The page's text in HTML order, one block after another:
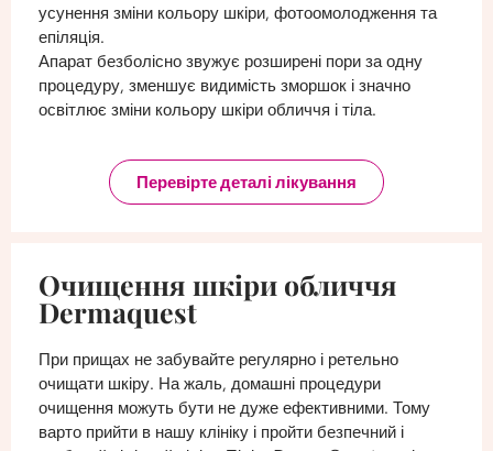
усунення зміни кольору шкіри, фотоомолодження та
епіляція.
Апарат безболісно звужує розширені пори за одну
процедуру, зменшує видимість зморшок і значно
освітлює зміни кольору шкіри обличчя і тіла.
Перевірте деталі лікування
Очищення шкіри обличчя
Dermaquest
При прищах не забувайте регулярно і ретельно
очищати шкіру. На жаль, домашні процедури
очищення можуть бути не дуже ефективними. Тому
варто прийти в нашу клініку і пройти безпечний і